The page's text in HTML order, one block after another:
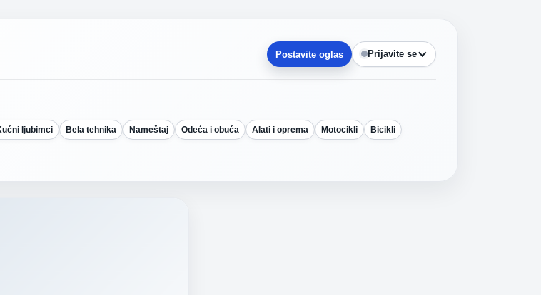
Postavite oglas Prijavite se
ljubimci Bela tehnika Nameštaj Odeća i obuća Alati i oprema Motocikli
Bicikli